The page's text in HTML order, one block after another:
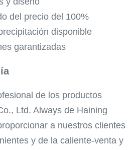
del precio del 100%
disponible
garantizadas
de los productos
Ltd. Always de Haining
a nuestros clientes
y de la caliente-venta y